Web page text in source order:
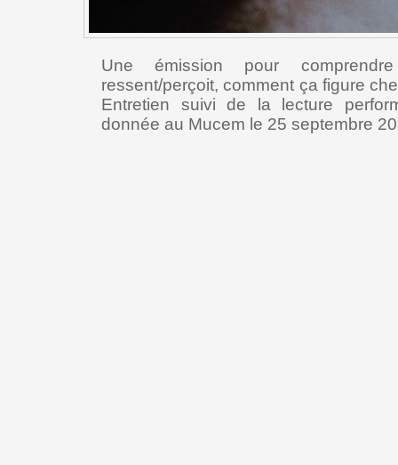
Une émission pour
ressent/perçoit, comment ça figure
Entretien suivi de la lecture
donnée au Mucem le 25 septembre